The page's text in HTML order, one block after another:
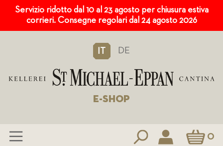
Servizio ridotto dal 10 al 23 agosto per chiusura estiva
corrieri. Consegne regolari dal 24 agosto 2026
IT DE
E-SHOP
Carrello0